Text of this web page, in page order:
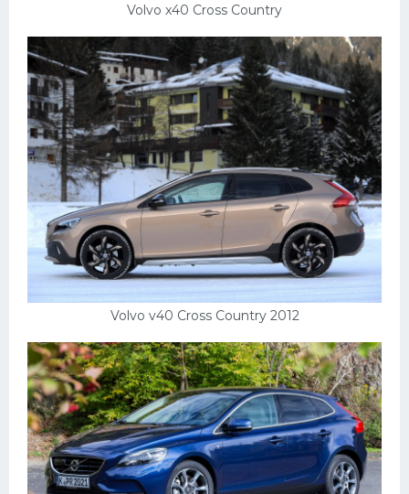
Volvo x40 Cross Country
Volvo v40 Cross Country 2012